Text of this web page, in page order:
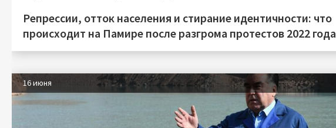
Репрессии, отток населения и стирание идентичности: что
происходит на Памире после разгрома протестов 2022 года
16 июня